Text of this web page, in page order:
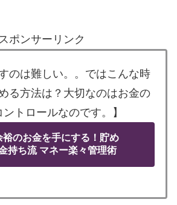
ポンサーリンク
のは難しい。。ではこんな時
る方法は？大切なのはお金の
トロールなのです。】
裕のお金を手にする！貯め
持ち流 マネー楽々管理術